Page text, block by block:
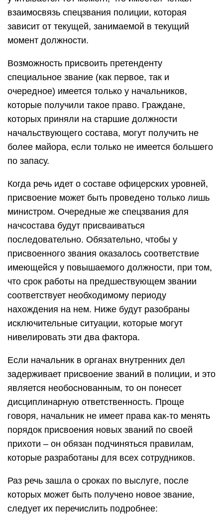
взаимосвязь спецзвания полиции, которая
зависит от текущей, занимаемой в текущий
момент должности.
Возможность присвоить претенденту
специальное звание (как первое, так и
очередное) имеется только у начальников,
которые получили такое право. Граждане,
которых приняли на старшие должности
начальствующего состава, могут получить не
более майора, если только не имеется большего
по запасу.
Когда речь идет о составе офицерских уровней,
присвоение может быть проведено только лишь
министром. Очередные же спецзвания для
начсостава будут присваиваться
последовательно. Обязательно, чтобы у
присвоенного звания оказалось соответствие
имеющейся у повышаемого должности, при том,
что срок работы на предшествующем звании
соответствует необходимому периоду
нахождения на нем. Ниже будут разобраны
исключительные ситуации, которые могут
нивелировать эти два фактора.
Если начальник в органах внутренних дел
задерживает присвоение званий в полиции, и это
является необоснованным, то он понесет
дисциплинарную ответственность. Проще
говоря, начальник не имеет права как-то менять
порядок присвоения новых званий по своей
прихоти – он обязан подчиняться правилам,
которые разработаны для всех сотрудников.
Раз речь зашла о сроках по выслуге, после
которых может быть получено новое звание,
следует их перечислить подробнее: